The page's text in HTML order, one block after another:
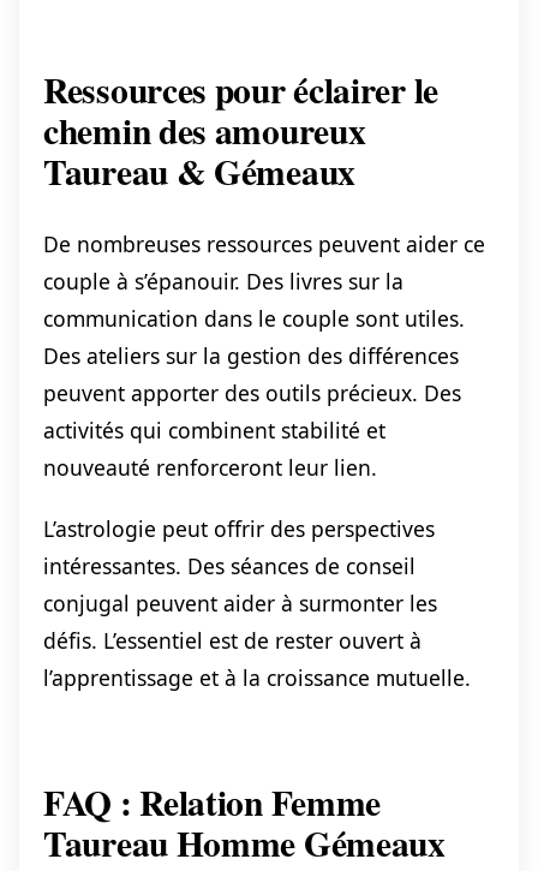
Ressources pour éclairer le
chemin des amoureux
Taureau & Gémeaux
De nombreuses ressources peuvent aider ce
couple à s’épanouir. Des livres sur la
communication dans le couple sont utiles.
Des ateliers sur la gestion des différences
peuvent apporter des outils précieux. Des
activités qui combinent stabilité et
nouveauté renforceront leur lien.
L’astrologie peut offrir des perspectives
intéressantes. Des séances de conseil
conjugal peuvent aider à surmonter les
défis. L’essentiel est de rester ouvert à
l’apprentissage et à la croissance mutuelle.
FAQ : Relation Femme
Taureau Homme Gémeaux